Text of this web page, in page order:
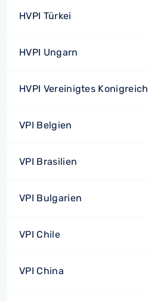
HVPI Türkei
HVPI Ungarn
HVPI Vereinigtes Konigreich
VPI Belgien
VPI Brasilien
VPI Bulgarien
VPI Chile
VPI China